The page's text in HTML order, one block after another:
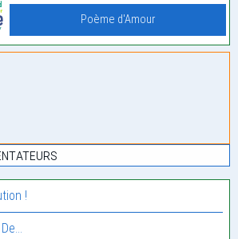
Poème d'Amour
!